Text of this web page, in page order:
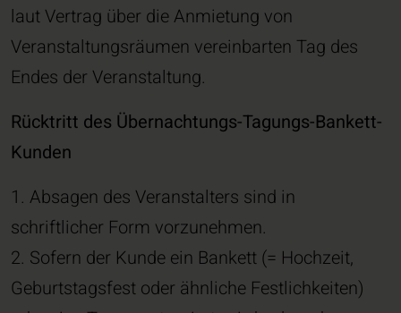
laut Vertrag über die Anmietung von
Veranstaltungsräumen vereinbarten Tag des
Endes der Veranstaltung.
Rücktritt des Übernachtungs-Tagungs-Bankett-
Kunden
1. Absagen des Veranstalters sind in
schriftlicher Form vorzunehmen.
2. Sofern der Kunde ein Bankett (= Hochzeit,
Geburtstagsfest oder ähnliche Festlichkeiten)